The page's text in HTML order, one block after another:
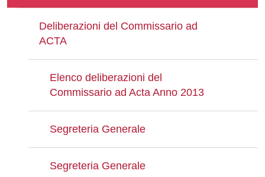
Deliberazioni del Commissario ad
ACTA
Elenco deliberazioni del
Commissario ad Acta Anno 2013
Segreteria Generale
Segreteria Generale